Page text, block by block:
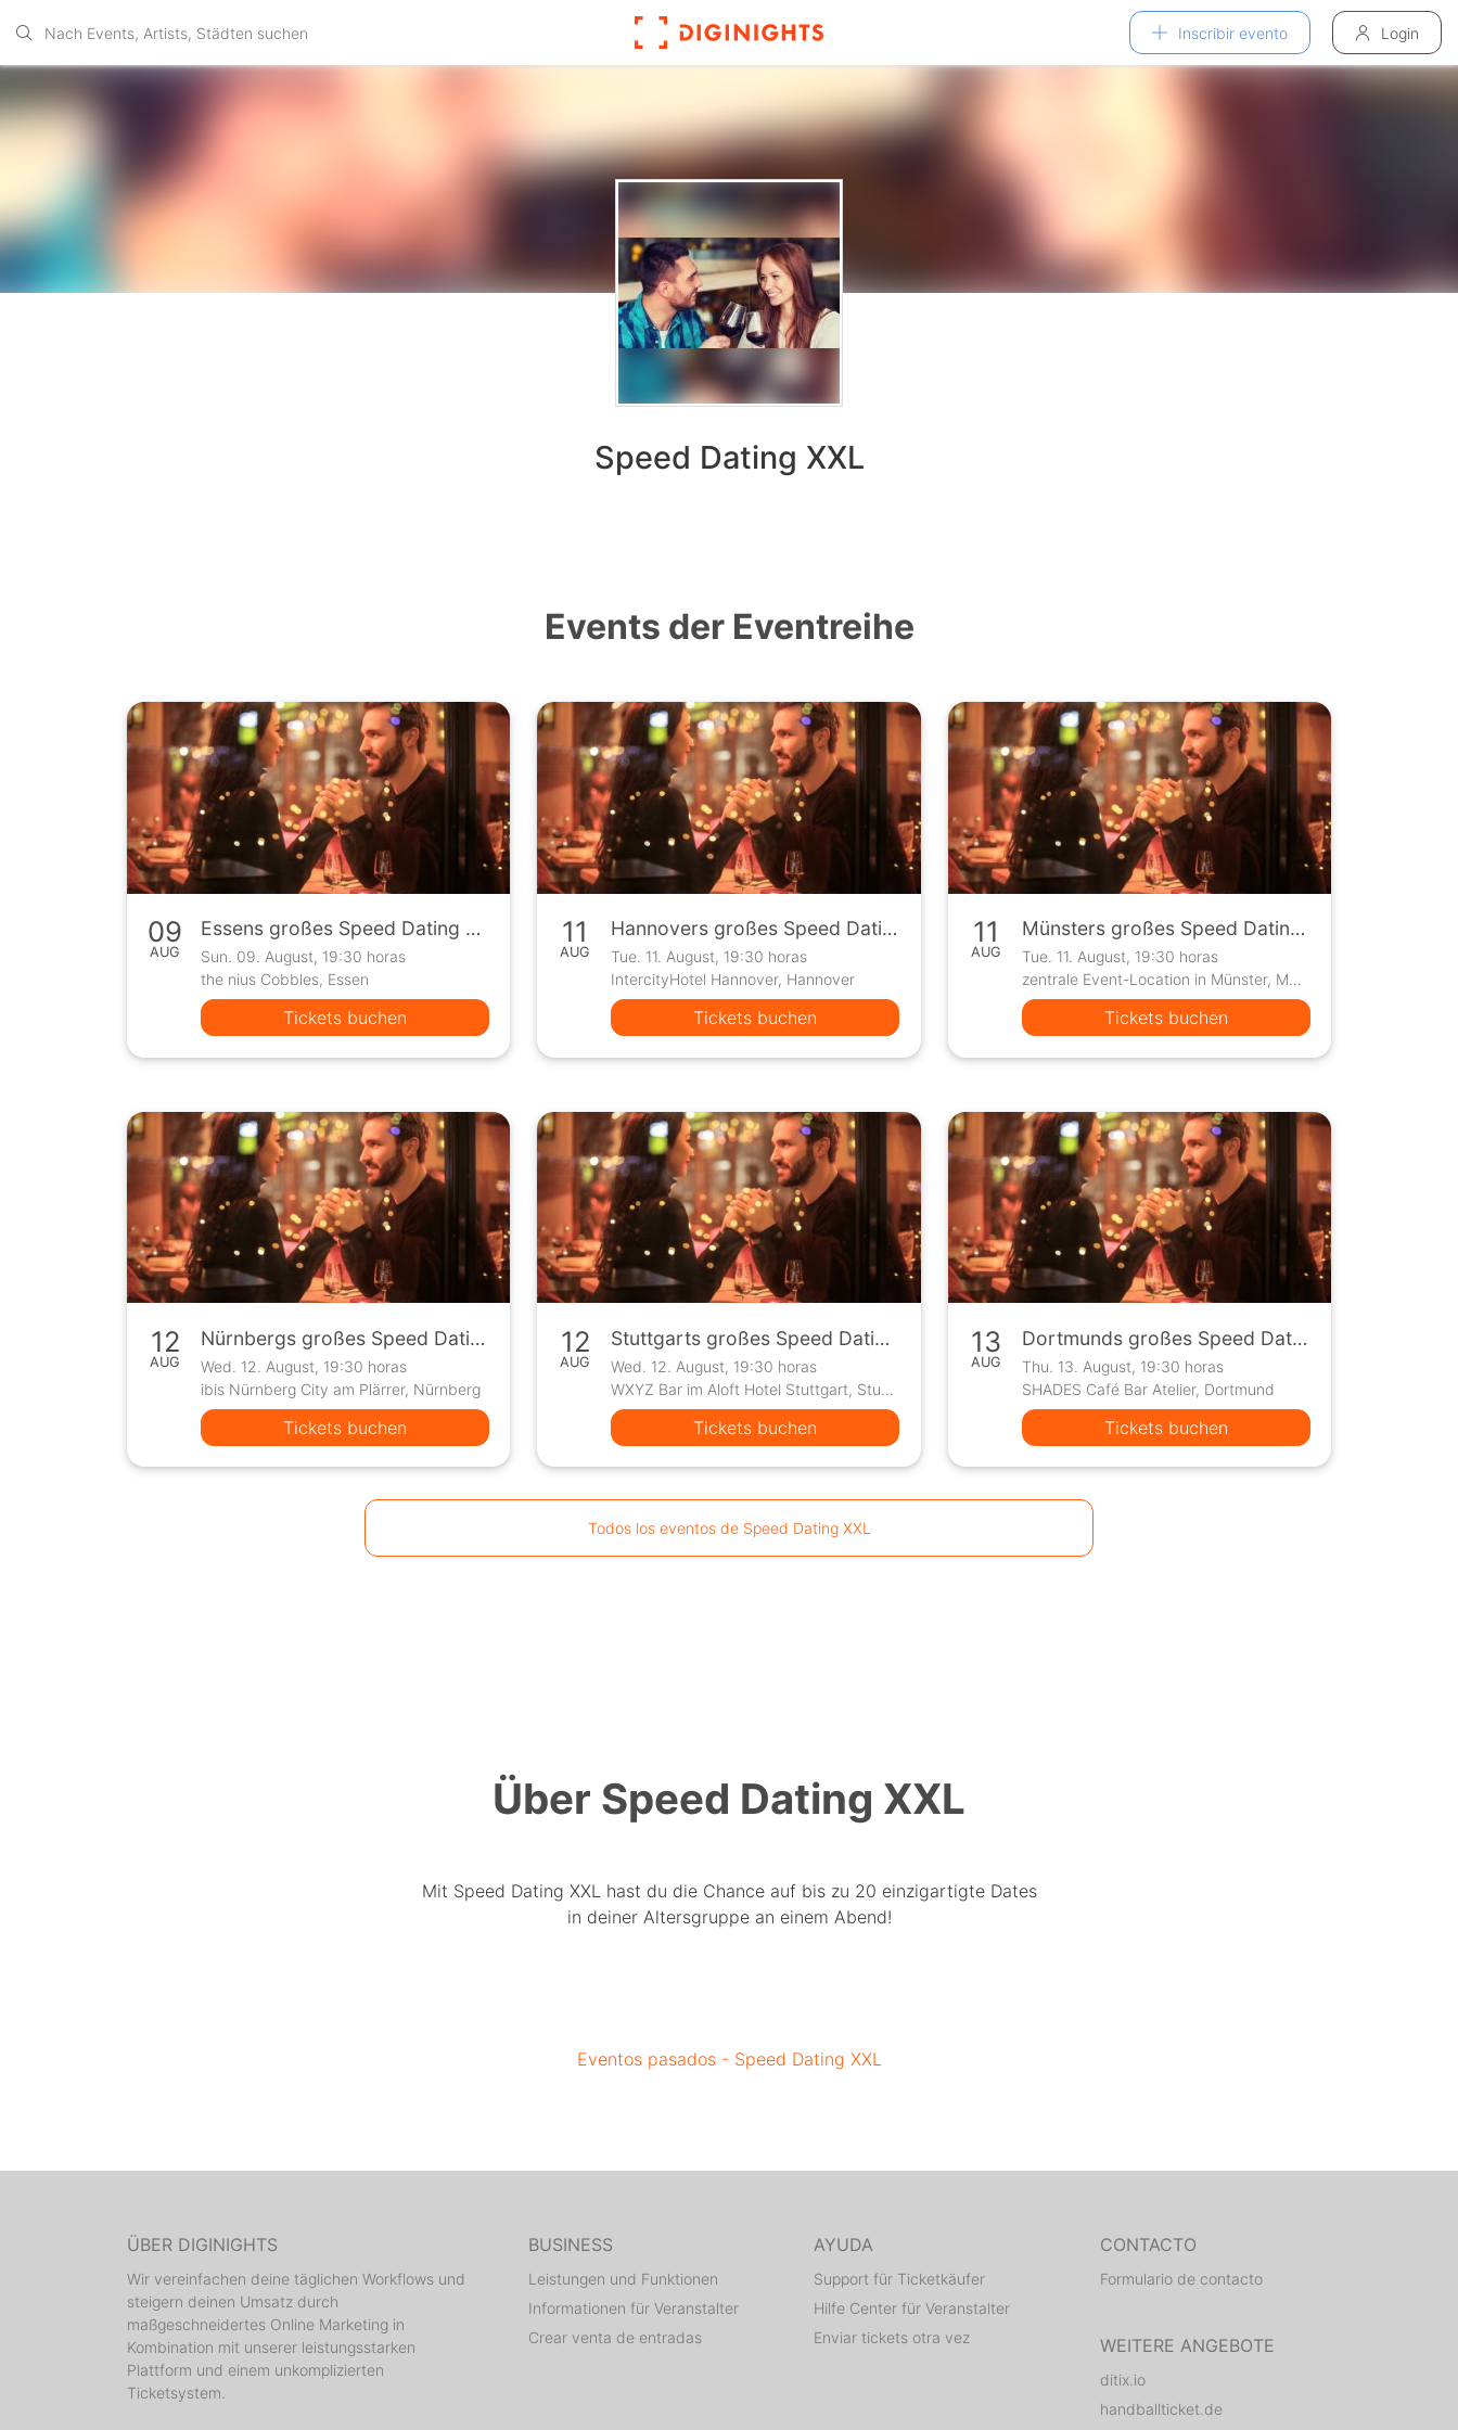
Inscribir evento Login
Speed Dating XXL
Events der Eventreihe
09
AUG
Essens großes Speed Dating Event
Sun. 09. August, 19:30 horas
the nius Cobbles, Essen
Tickets buchen
11
AUG
Hannovers großes Speed Dating Event
Tue. 11. August, 19:30 horas
IntercityHotel Hannover, Hannover
Tickets buchen
11
AUG
Münsters großes Speed Dating Event
Tue. 11. August, 19:30 horas
zentrale Event-Location in Münster, Münster
Tickets buchen
12
AUG
Nürnbergs großes Speed Dating Event
Wed. 12. August, 19:30 horas
ibis Nürnberg City am Plärrer, Nürnberg
Tickets buchen
12
AUG
Stuttgarts großes Speed Dating Event
Wed. 12. August, 19:30 horas
WXYZ Bar im Aloft Hotel Stuttgart, Stuttgart
Tickets buchen
13
AUG
Dortmunds großes Speed Dating Event
Thu. 13. August, 19:30 horas
SHADES Café Bar Atelier, Dortmund
Tickets buchen
Todos los eventos de Speed Dating XXL
Über Speed Dating XXL
Mit Speed Dating XXL hast du die Chance auf bis zu 20 einzigartigte Dates
in deiner Altersgruppe an einem Abend!
Eventos pasados - Speed Dating XXL
ÜBER DIGINIGHTS
Wir vereinfachen deine täglichen Workflows und
steigern deinen Umsatz durch
maßgeschneidertes Online Marketing in
Kombination mit unserer leistungsstarken
Plattform und einem unkomplizierten
Ticketsystem.
BUSINESS
Leistungen und Funktionen
Informationen für Veranstalter
Crear venta de entradas
AYUDA
Support für Ticketkäufer
Hilfe Center für Veranstalter
Enviar tickets otra vez
CONTACTO
Formulario de contacto
WEITERE ANGEBOTE
ditix.io
handballticket.de